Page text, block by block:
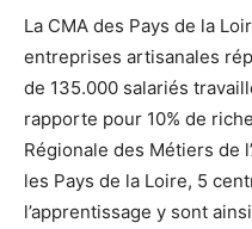
La CMA des Pays de la
entreprises artisanales
de 135.000 salariés
rapporte pour 10% de
Régionale des Métiers de
les Pays de la Loire, 5
l’apprentissage y sont